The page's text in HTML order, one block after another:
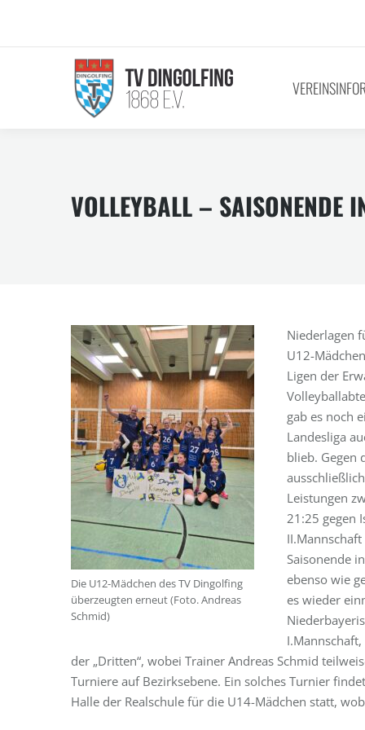
VOLLEYBALL – SAISONENDE
Die U12-Mädchen des TV Dingolfing
überzeugten erneut (Foto. Andreas
Schmid)
Niederlagen
U12-
Ligen der
gab es noch
Landesliga
blieb. Gegen
Leistungen
21:25 gegen
Saisonende
ebenso wie
es wieder
der „Dritten“, wobei Trainer Andreas Schmid
Turniere auf Bezirksebene. Ein solches Turnier
Halle der Realschule für die U14-Mädchen statt,